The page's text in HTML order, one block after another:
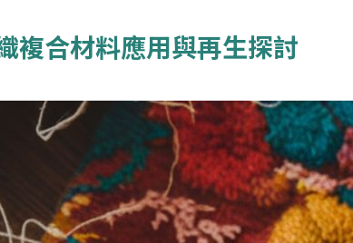
複合材料應用與再生探討